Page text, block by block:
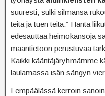
suuresti, sulki silmänsä
teitä ja tuen teitä.” Häntä
edesauttaa heimokansoja
maantietoon perustuvaa
Kaikki kääntäjäryhmämme
laulamassa isän sängyn
Lempäälässä kerroin